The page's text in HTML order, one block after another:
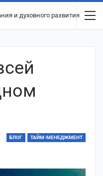
и духовного развития
БЛОГ ТАЙМ-МЕНЕДЖМЕНТ